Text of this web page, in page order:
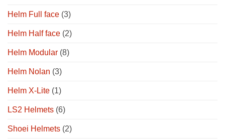
Helm Full face (3)
Helm Half face (2)
Helm Modular (8)
Helm Nolan (3)
Helm X-Lite (1)
LS2 Helmets (6)
Shoei Helmets (2)